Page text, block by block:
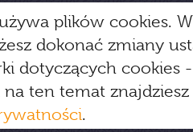
plików cookies.
dokonać zmiany
dotyczących cookies
ten temat
.